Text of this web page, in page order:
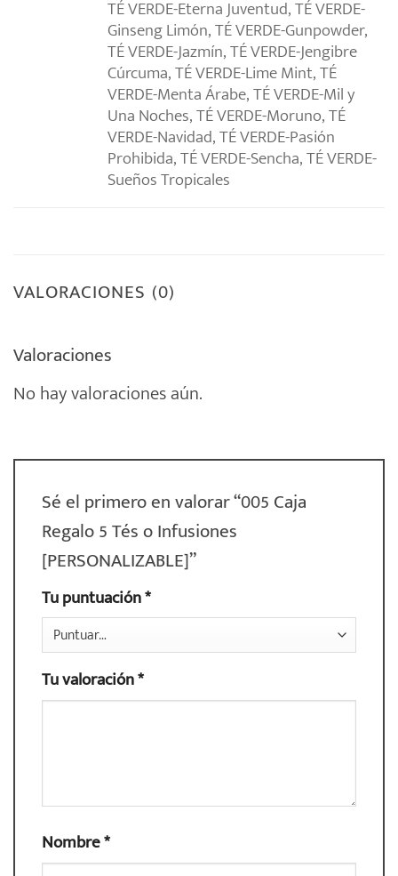
TÉ VERDE-Eterna Juventud, TÉ VERDE-
Ginseng Limón, TÉ VERDE-Gunpowder,
TÉ VERDE-Jazmín, TÉ VERDE-Jengibre
Cúrcuma, TÉ VERDE-Lime Mint, TÉ
VERDE-Menta Árabe, TÉ VERDE-Mil y
Una Noches, TÉ VERDE-Moruno, TÉ
VERDE-Navidad, TÉ VERDE-Pasión
Prohibida, TÉ VERDE-Sencha, TÉ VERDE-
Sueños Tropicales
VALORACIONES (0)
Valoraciones
No hay valoraciones aún.
Sé el primero en valorar “005 Caja
Regalo 5 Tés o Infusiones
[PERSONALIZABLE]”
Tu puntuación*
Tu valoración*
Nombre*